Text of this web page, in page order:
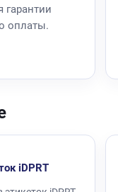
гарантии
оплаты.
iDPRT